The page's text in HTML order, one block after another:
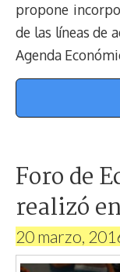
propone
de las líneas de
Agenda
Foro de
realizó
20 marzo,